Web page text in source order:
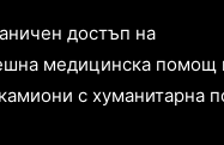
достъп на
медицинска помощ
с хуманитарна